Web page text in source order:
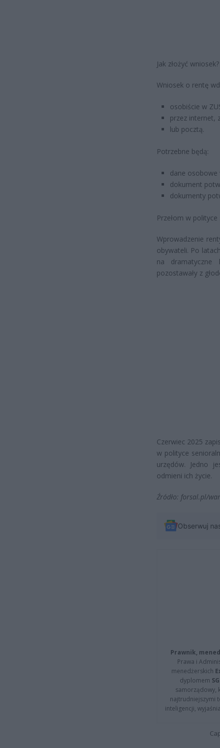
Jak złożyć
Wniosek o rentę
osobiście w
przez internet,
lub pocztą.
Potrzebne będą:
dane osobowe
dokument
dokumenty
Przełom w
Wprowadzenie
obywateli. Po
na
pozostawały z
Czerwiec 2025
w polityce
urzędów. Jedno
odmieni ich życie.
Źródło: forsal.pl/
Obserwuj
Prawnik,
Prawa i
menedżerskich
dyplomem
samorządowy,
najtrudniejszymi
inteligencji,